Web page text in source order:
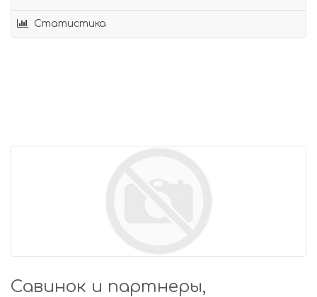
Статистика
Савинок и партнеры,